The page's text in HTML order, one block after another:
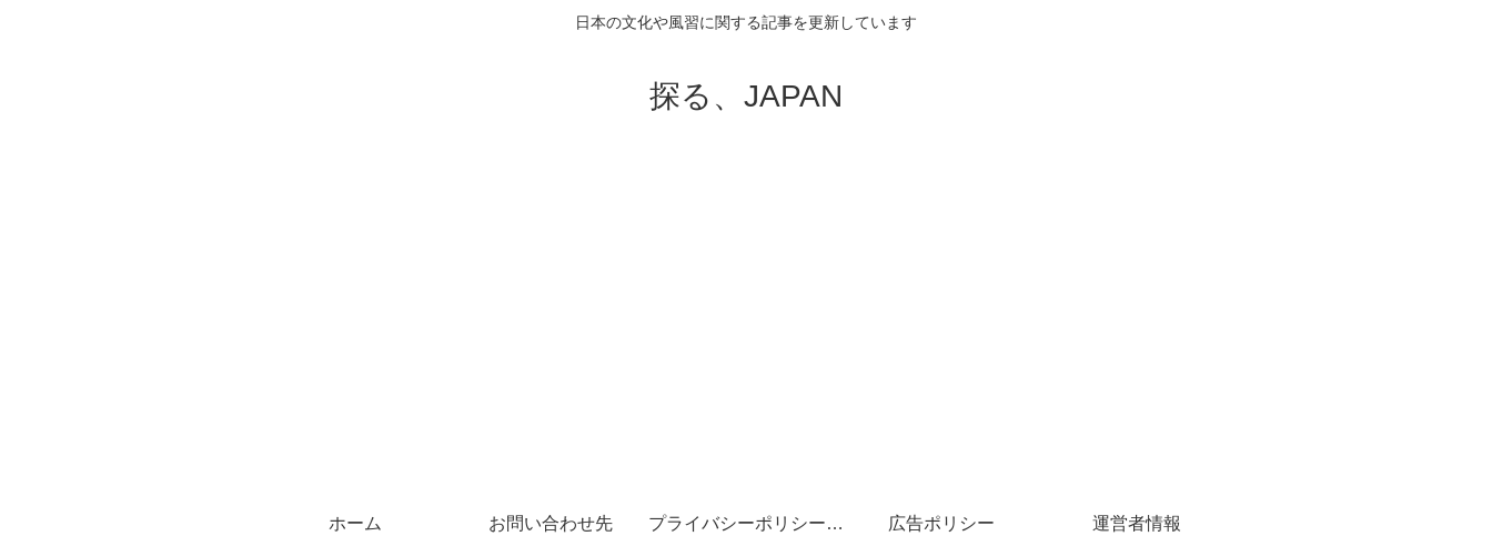
日本の文化や風習に関する記事を更新しています
探る、JAPAN
ホーム お問い合わせ先 プライバシーポリシー・免責事項 広告ポリシー 運営者情報